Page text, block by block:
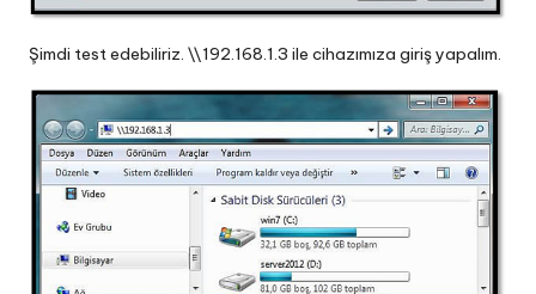
Şimdi test edebiliriz. \\192.168.1.3 ile cihazımıza giriş yapalım.